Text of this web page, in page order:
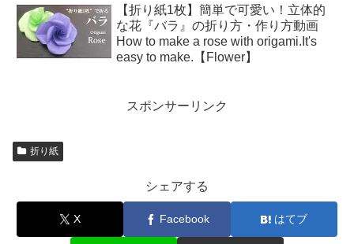
【折り紙1枚】簡単で可愛い！立体的
な花『バラ』の折り方・作り方動画
How to make a rose with origami.It's
easy to make.【Flower】
スポンサーリンク
折り紙
シェアする
X Facebook はてブ